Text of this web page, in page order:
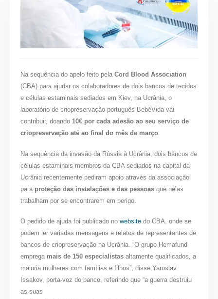
Na sequência do apelo feito pela Cord Blood Association
(CBA) para ajudar os colaboradores de dois bancos de tecidos
e células estaminais sediados em Kiev, na Ucrânia, o
laboratório de criopreservação português BebéVida vai
contribuir, doando10€ por cada adesão ao seu serviço de
criopreservação até ao final do mês de março.
Na sequência da invasão da Rússia à Ucrânia, dois bancos de
células estaminais membros da CBA sediados na capital da
Ucrânia recentemente pediram apoio através da associação
para proteção das instalações e das pessoas que nelas
trabalham por se encontrarem em perigo.
O pedido de ajuda foi publicado nowebsite do CBA, onde se
podem ler variadas mensagens e relatos de representantes de
bancos de criopreservação na Ucrânia. “O grupo Hemafund
emprega mais de 150 especialistas altamente qualificados, a
maioria mulheres com famílias e filhos”, disse Yaroslav
Issakov, porta-voz do banco, referindo que “a guerra destruiu
as suas